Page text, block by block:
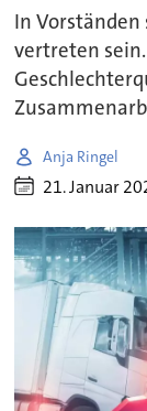
In
vertreten
Anja Ringel
21. Januar